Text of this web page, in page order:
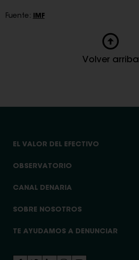
Fuente: IMF
Volver arriba
EL VALOR DEL EFECTIVO
OBSERVATORIO
CANAL DENARIA
SOBRE NOSOTROS
TE AYUDAMOS A DENUNCIAR